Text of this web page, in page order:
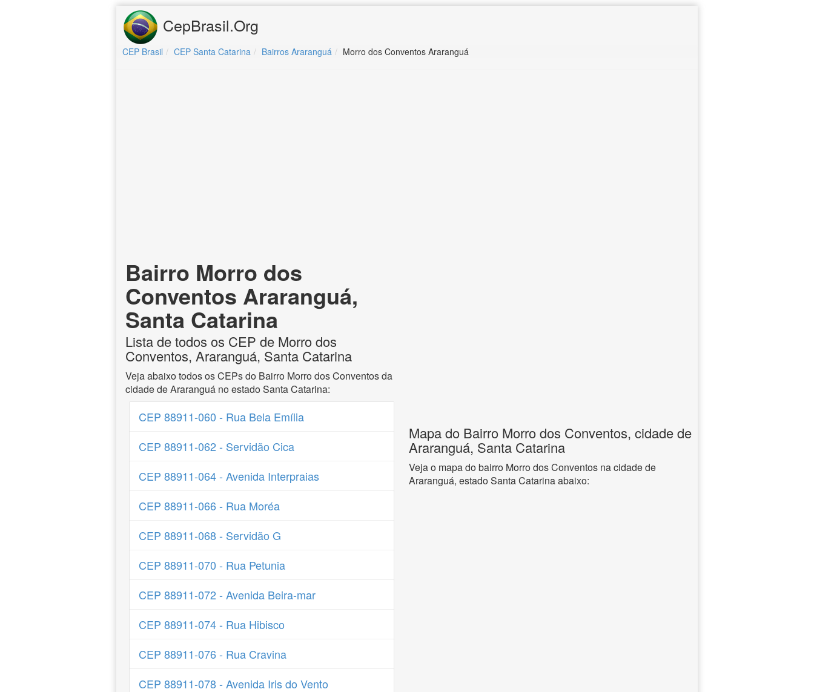
CepBrasil.Org
CEP Brasil CEP Santa Catarina Bairros Araranguá Morro dos Conventos Araranguá
Bairro Morro dos
Conventos Araranguá,
Santa Catarina
Lista de todos os CEP de Morro dos
Conventos, Araranguá, Santa Catarina
Veja abaixo todos os CEPs do Bairro Morro dos Conventos da
cidade de Araranguá no estado Santa Catarina:
CEP 88911-060 - Rua Bela Emília
CEP 88911-062 - Servidão Cica
CEP 88911-064 - Avenida Interpraias
CEP 88911-066 - Rua Moréa
CEP 88911-068 - Servidão G
CEP 88911-070 - Rua Petunia
CEP 88911-072 - Avenida Beira-mar
CEP 88911-074 - Rua Hibisco
CEP 88911-076 - Rua Cravina
CEP 88911-078 - Avenida Iris do Vento
Mapa do Bairro Morro dos Conventos, cidade de
Araranguá, Santa Catarina
Veja o mapa do bairro Morro dos Conventos na cidade de
Araranguá, estado Santa Catarina abaixo: